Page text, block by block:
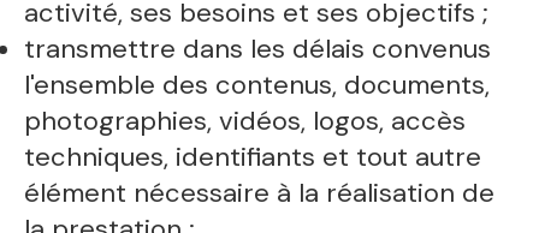
activité, ses besoins et ses objectifs ;
transmettre dans les délais convenus
l'ensemble des contenus, documents,
photographies, vidéos, logos, accès
techniques, identifiants et tout autre
élément nécessaire à la réalisation de